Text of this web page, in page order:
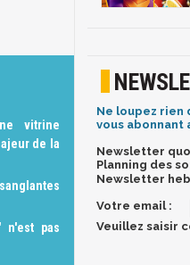
vitrine
de la
n'est pas
Ne loupez rien
vous abonnant
Newsletter
Planning des
Newsletter
Votre email :
Veuillez saisir